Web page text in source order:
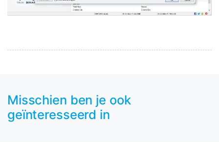
Misschien ben je ook
geïnteresseerd in